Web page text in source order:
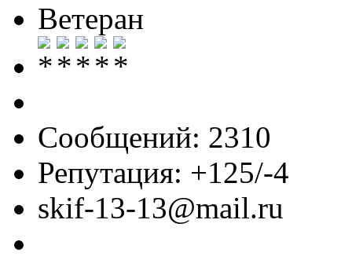
Ветеран
Сообщений: 2310
Репутация: +125/-4
skif-13-13@mail.ru